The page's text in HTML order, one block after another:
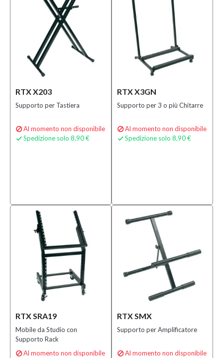
RTX X203
Supporto per Tastiera
Al momento non disponibile
 Spedizione solo 8,90 €
RTX X3GN
Supporto per 3 o più Chitarre
Al momento non disponibile
 Spedizione solo 8,90 €
RTX SRA19
Mobile da Studio con
Supporto Rack
Al momento non disponibile
RTX SMX
Supporto per Amplificatore
Al momento non disponibile